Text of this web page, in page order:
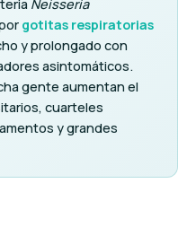
Neisseria
gotitas respiratorias
y prolongado con
asintomáticos.
gente aumentan el
cuarteles
y grandes